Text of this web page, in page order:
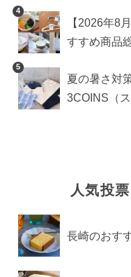
4
【2026年8
すすめ商品
5
夏の暑さ対
3COINS（
人気投
長崎のおす